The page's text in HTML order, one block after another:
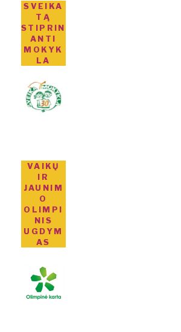
SVEIKA
TĄ
STIPRIN
ANTI
MOKYK
LA
VAIKŲ
IR
JAUNIM
O
OLIMPI
NIS
UGDYM
AS